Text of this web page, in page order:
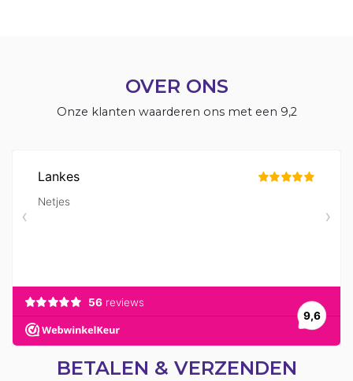
OVER ONS
Onze klanten waarderen ons met een 9,2
BETALEN & VERZENDEN